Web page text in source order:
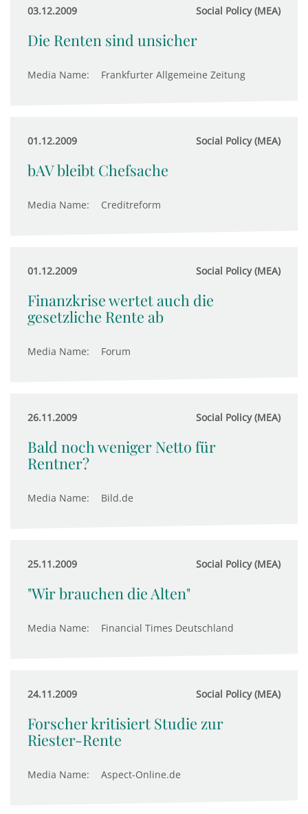
03.12.2009 Social Policy (MEA)
Die Renten sind unsicher
Media Name: Frankfurter Allgemeine Zeitung
01.12.2009 Social Policy (MEA)
bAV bleibt Chefsache
Media Name: Creditreform
01.12.2009 Social Policy (MEA)
Finanzkrise wertet auch die
gesetzliche Rente ab
Media Name: Forum
26.11.2009 Social Policy (MEA)
Bald noch weniger Netto für
Rentner?
Media Name: Bild.de
25.11.2009 Social Policy (MEA)
"Wir brauchen die Alten"
Media Name: Financial Times Deutschland
24.11.2009 Social Policy (MEA)
Forscher kritisiert Studie zur
Riester-Rente
Media Name: Aspect-Online.de